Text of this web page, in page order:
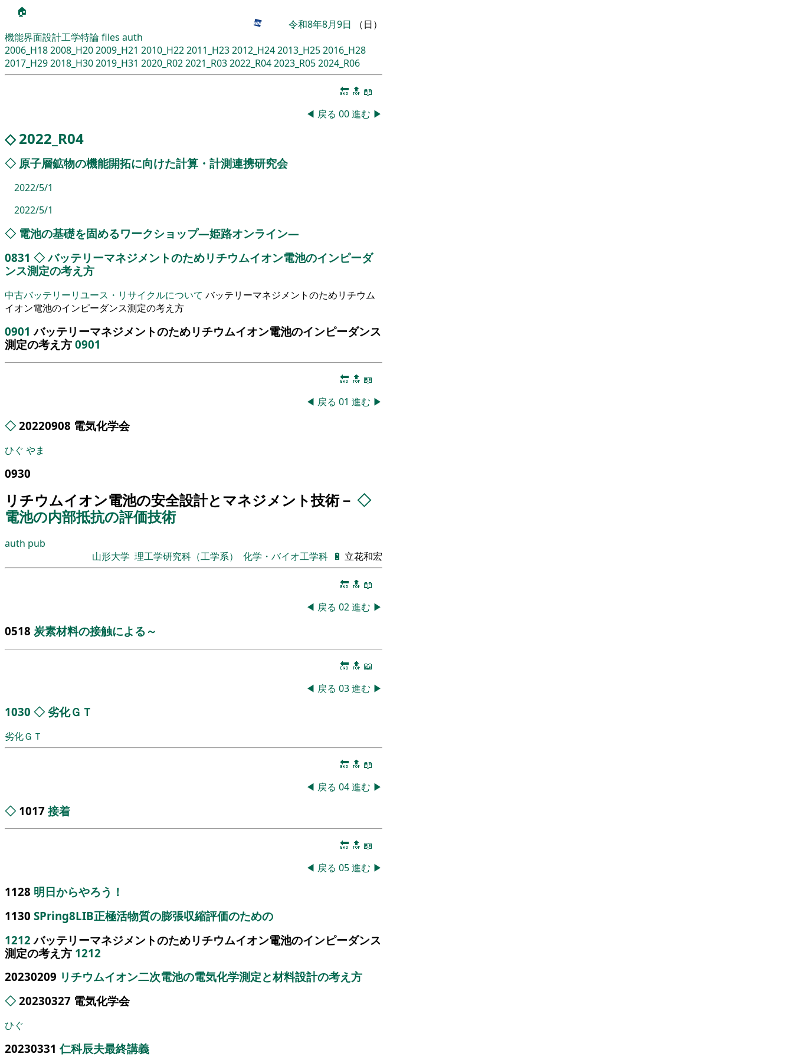
🏠
令和8年8月9日 （日）
機能界面設計工学特論files auth
2006_H182008_H202009_H21 2010_H222011_H232012_H242013_H252016_H28
2017_H292018_H302019_H31 2020_R022021_R032022_R042023_R052024_R06
🔚 🔝 📖
◀ 戻る 00進む ▶
◇2022_R04
◇ 原子層鉱物の機能開拓に向けた計算・計測連携研究会
2022/5/1
2022/5/1
◇ 電池の基礎を固めるワークショップ―姫路オンライン―
0831 ◇バッテリーマネジメントのためリチウムイオン電池のインピーダ
ンス測定の考え方
中古バッテリーリユース・リサイクルについて バッテリーマネジメントのためリチウム
イオン電池のインピーダンス測定の考え方
0901バッテリーマネジメントのためリチウムイオン電池のインピーダンス
測定の考え方 0901
🔚 🔝 📖
◀ 戻る 01 進む ▶
◇ 20220908 電気化学会
ひぐ やま
0930
リチウムイオン電池の安全設計とマネジメント技術－ ◇
電池の内部抵抗の評価技術
auth pub
山形大学 理工学研究科（工学系） 化学・バイオ工学科 🔋 立花和宏
🔚 🔝 📖
◀ 戻る 02進む ▶
0518 炭素材料の接触による～
🔚 🔝 📖
◀ 戻る 03進む ▶
1030 ◇ 劣化ＧＴ
劣化ＧＴ
🔚 🔝 📖
◀ 戻る 04進む ▶
◇ 1017 接着
🔚 🔝 📖
◀ 戻る 05進む ▶
1128 明日からやろう！
1130 SPring8LIB正極活物質の膨張収縮評価のための
1212バッテリーマネジメントのためリチウムイオン電池のインピーダンス
測定の考え方 1212
20230209 リチウムイオン二次電池の電気化学測定と材料設計の考え方
◇ 20230327 電気化学会
ひぐ
20230331 仁科辰夫最終講義